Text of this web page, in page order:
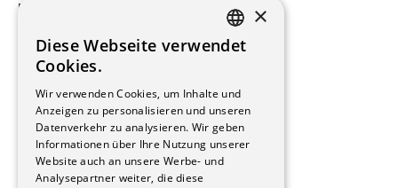
Beauftragte Unternehmen
Hersteller/Lieferanten
Bauherrschaften
Immobilienverwaltungsgesellschaften
Stockwerkeigentum
Reportagen
Wohnungen
Renovierungen
Innere Umbauten
FRENCH
×
Diese Webseite verwendet
Cookies.
Wir verwenden Cookies, um Inhalte und
Anzeigen zu personalisieren und unseren
Datenverkehr zu analysieren. Wir geben
Informationen über Ihre Nutzung unserer
Website auch an unsere Werbe- und
Analysepartner weiter, die diese